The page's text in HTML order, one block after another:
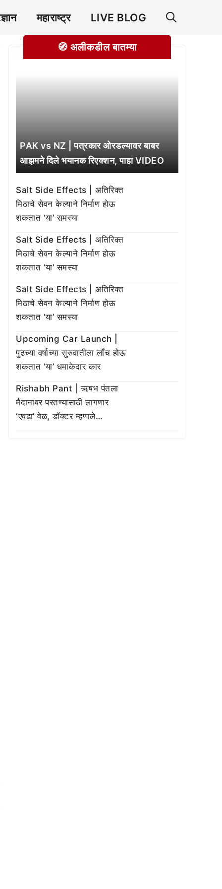
महाराष्ट्र LIVE BLOG
🧭 अलीकडील बातम्या
PAK vs NZ | पत्रकार ओरडल्यावर बाबर
आझमने दिले भयानक रिएक्शन, पाहा VIDEO
Salt Side Effects | अतिरिक्त
मिठाचे सेवन केल्याने निर्माण होऊ
शकतात ‘या’ समस्या
Salt Side Effects | अतिरिक्त
मिठाचे सेवन केल्याने निर्माण होऊ
शकतात ‘या’ समस्या
Salt Side Effects | अतिरिक्त
मिठाचे सेवन केल्याने निर्माण होऊ
शकतात ‘या’ समस्या
Upcoming Car Launch |
पुढच्या वर्षाच्या सुरुवातीला लाँच होऊ
शकतात ‘या’ धमाकेदार कार
Rishabh Pant | ऋषभ पंतला
मैदानावर परतण्यासाठी लागणार
‘एवढा’ वेळ, डॉक्टर म्हणाले…